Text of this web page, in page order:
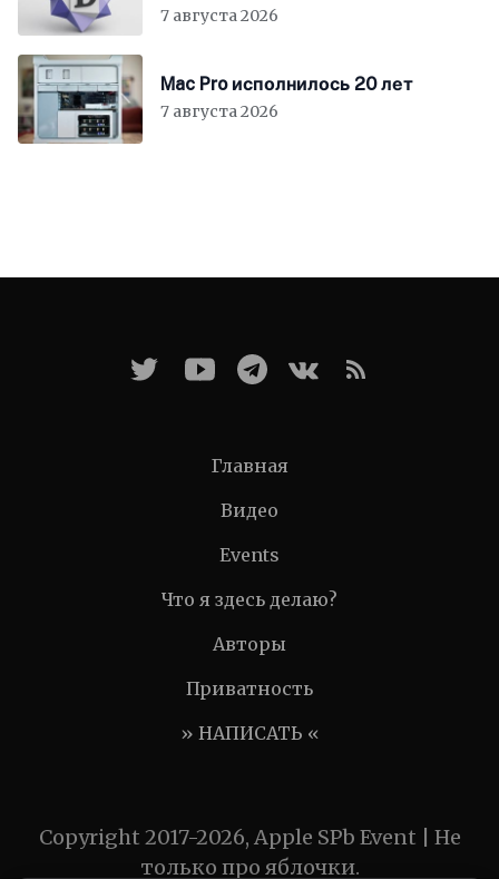
7 августа 2026
Mac Pro исполнилось 20 лет
7 августа 2026
Главная
Видео
Events
Что я здесь делаю?
Авторы
Приватность
» НАПИСАТЬ «
Copyright 2017-2026, Apple SPb Event | Не
только про яблочки.